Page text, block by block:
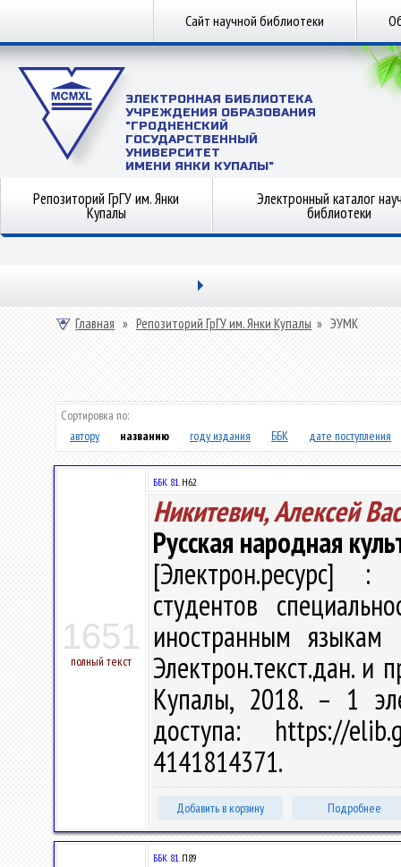
Сайт научной библиотеки
ЭЛЕКТРОННАЯ БИБЛИОТЕКА
УЧРЕЖДЕНИЯ ОБРАЗОВАНИЯ
"ГРОДНЕНСКИЙ
ГОСУДАРСТВЕННЫЙ
УНИВЕРСИТЕТ
ИМЕНИ ЯНКИ КУПАЛЫ"
Репозиторий ГрГУ им. Янки
Купалы
Электронный каталог
библиотеки
Главная » Репозиторий ГрГУ им. Янки Купалы » ЭУМК
Сортировка по:
автору
названию году издания ББК дате поступления
1651
полный текст
ББК 81.Н62
Никитевич, Алексей
Русская народная
[Электрон.ресурс] :
студентов
иностранным
Электрон.текст.дан. и
Купалы, 2018. – 1
доступа: https://
4141814371.
Добавить в корзину Подробнее
ББК 81.П89